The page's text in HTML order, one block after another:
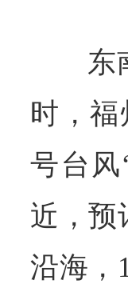
东
时，
号台
近，预
沿海，